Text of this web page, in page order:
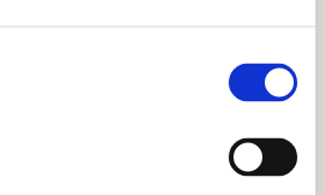
Probleme oder Fragen zu deiner Situation?
behandelnden Arzt. Die Mikrobiomtherapie
wird stets von registrierten medizinischen